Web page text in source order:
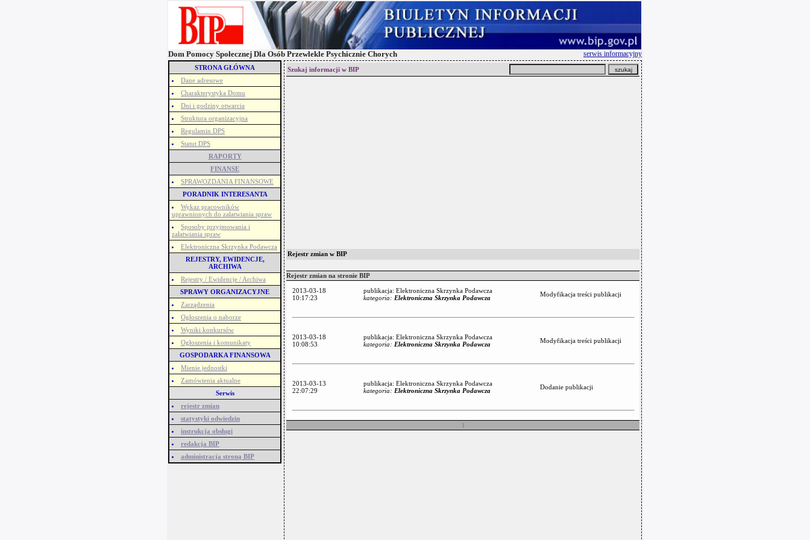
Dom Pomocy Społecznej Dla Osób Przewlekle Psychicznie Chorych serwis informacyjny
STRONA GŁÓWNA
Dane adresowe
Charakterystyka Domu
Dni i godziny otwarcia
Struktura organizacyjna
Regulamin DPS
Statut DPS
RAPORTY
FINANSE
SPRAWOZDANIA FINANSOWE
PORADNIK INTERESANTA
Wykaz pracowników
uprawnionych do załatwiania spraw
Sposoby przyjmowania i
załatwiania spraw
Elektroniczna Skrzynka Podawcza
REJESTRY, EWIDENCJE,
ARCHIWA
Rejestry / Ewidencje / Archiwa
SPRAWY ORGANIZACYJNE
Zarządzenia
Ogłoszenia o naborze
Wyniki konkursów
Ogłoszenia i komunikaty
GOSPODARKA FINANSOWA
Mienie jednostki
Zamówienia aktualne
Serwis
rejestr zmian
statystyki odwiedzin
instrukcja obsługi
redakcja BIP
administracja stroną BIP
Szukaj informacji w BIP
Rejestr zmian w BIP
Rejestr zmian na stronie BIP
2013-03-18
10:17:23
publikacja: Elektroniczna Skrzynka Podawcza
kategoria: Elektroniczna Skrzynka Podawcza Modyfikacja treści publikacji
2013-03-18
10:08:53
publikacja: Elektroniczna Skrzynka Podawcza
kategoria: Elektroniczna Skrzynka Podawcza Modyfikacja treści publikacji
2013-03-13
22:07:29
publikacja: Elektroniczna Skrzynka Podawcza
kategoria: Elektroniczna Skrzynka Podawcza Dodanie publikacji
1